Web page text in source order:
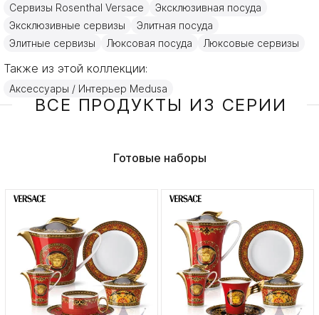
Сервизы Rosenthal Versace
Эксклюзивная посуда
Эксклюзивные сервизы
Элитная посуда
Элитные сервизы
Люксовая посуда Люксовые сервизы
Также из этой коллекции:
Аксессуары / Интерьер Medusa
ВСЕ ПРОДУКТЫ ИЗ СЕРИИ
Готовые наборы